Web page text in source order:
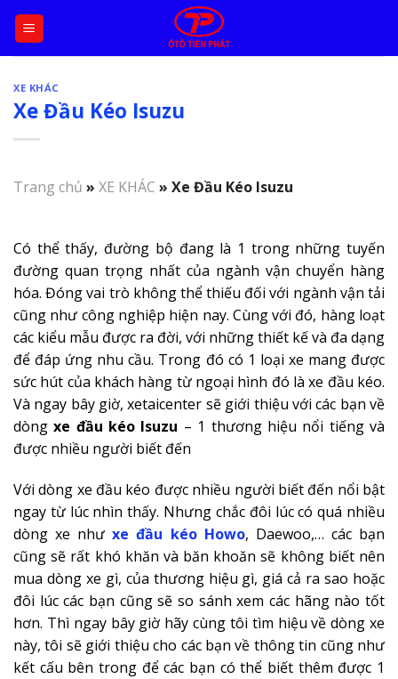
Skip
content
XE KHÁC
Xe Đầu Kéo Isuzu
Trang chủ » XE KHÁC » Xe Đầu Kéo Isuzu
Có thể thấy, đường bộ đang là 1 trong những tuyến
đường quan trọng nhất của ngành vận chuyển hàng
hóa. Đóng vai trò không thể thiếu đối với ngành vận tải
cũng như công nghiệp hiện nay. Cùng với đó, hàng loạt
các kiểu mẫu được ra đời, với những thiết kế và đa dạng
để đáp ứng nhu cầu. Trong đó có 1 loại xe mang được
sức hút của khách hàng từ ngoại hình đó là xe đầu kéo.
Và ngay bây giờ, xetaicenter sẽ giới thiệu với các bạn về
dòngxe đầu kéo Isuzu – 1 thương hiệu nổi tiếng và
được nhiều người biết đến
Với dòng xe đầu kéo được nhiều người biết đến nổi bật
ngay từ lúc nhìn thấy. Nhưng chắc đôi lúc có quá nhiều
dòng xe nhưxe đầu kéo Howo, Daewoo,… các bạn
cũng sẽ rất khó khăn và băn khoăn sẽ không biết nên
mua dòng xe gì, của thương hiệu gì, giá cả ra sao hoặc
đôi lúc các bạn cũng sẽ so sánh xem các hãng nào tốt
hơn. Thì ngay bây giờ hãy cùng tôi tìm hiệu về dòng xe
này, tôi sẽ giới thiệu cho các bạn về thông tin cũng như
kết cấu bên trong để các bạn có thể biết thêm được 1